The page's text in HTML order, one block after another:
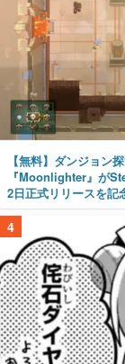
【無料】ダンジョン
『Moonlighter』が
2日正式リリースを記
4